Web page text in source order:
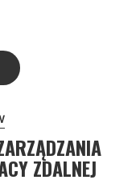
ZDALNEJ